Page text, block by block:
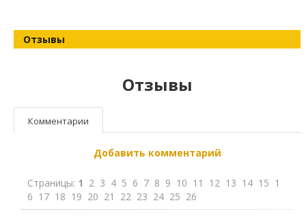
Отзывы
Отзывы
Комментарии
Добавить комментарий
Страницы: 1 2 3 4 5 6 7 8 9 10 11 12 13 14 15 1
6 17 18 19 20 21 22 23 24 25 26